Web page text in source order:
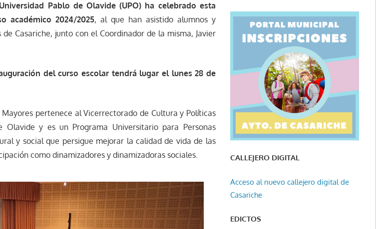
Pablo de Olavide (UPO) ha celebrado esta
académico 2024/2025, al que han asistido alumnos y
Casariche, junto con el Coordinador de la misma, Javier
del curso escolar tendrá lugar el lunes 28 de
pertenece al Vicerrectorado de Cultura y Políticas
Olavide y es un Programa Universitario para Personas
y social que persigue mejorar la calidad de vida de las
como dinamizadores y dinamizadoras sociales.
CALLEJERO DIGITAL
Acceso al nuevo callejero digital de
Casariche
EDICTOS